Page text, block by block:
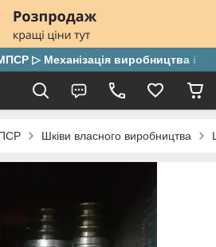
▷ Механізація виробництва і
Шківи власного виробництва